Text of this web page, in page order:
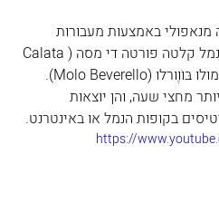
באמצעות מעבורות
ורחפות. המעבורות מפליגות מנמל קלטה פורטה די מסה (Calata
Porta di Massa), והרחפות ממולו בּוֹוֶורלו (Molo Beverello).
מחצי שעה, והן יוצאות
בקופות הנמל או באינטרנט.
https://